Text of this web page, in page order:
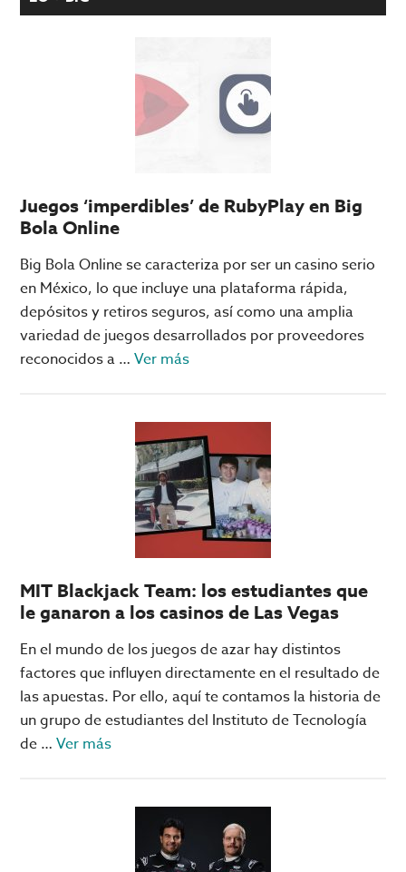
Juegos ‘imperdibles’ de RubyPlay en Big
Bola Online
Big Bola Online se caracteriza por ser un casino serio
en México, lo que incluye una plataforma rápida,
depósitos y retiros seguros, así como una amplia
variedad de juegos desarrollados por proveedores
reconocidos a …Ver másacerca
‘imperdibles’
de
RubyPlay
en
Big
Bola
MIT Blackjack Team: los estudiantes que
le ganaron a los casinos de Las Vegas
En el mundo de los juegos de azar hay distintos
factores que influyen directamente en el resultado de
las apuestas. Por ello, aquí te contamos la historia de
un grupo de estudiantes del Instituto de Tecnología
de …Ver másacerca
Blackjack